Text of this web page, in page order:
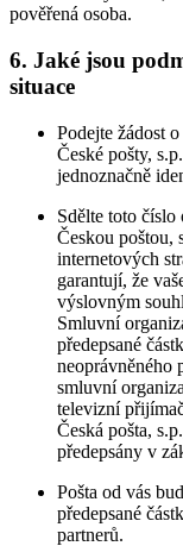
pověřená osoba.
6. Jaké jsou
situace
Podejte žádost
České pošty,
jednoznačně
Sdělte toto číslo
Českou poštou,
internetových
garantují, že
výslovným
Smluvní
předepsané
neoprávněného
smluvní
televizní
Česká pošta,
předepsány v
Pošta od vás
předepsané
partnerů.